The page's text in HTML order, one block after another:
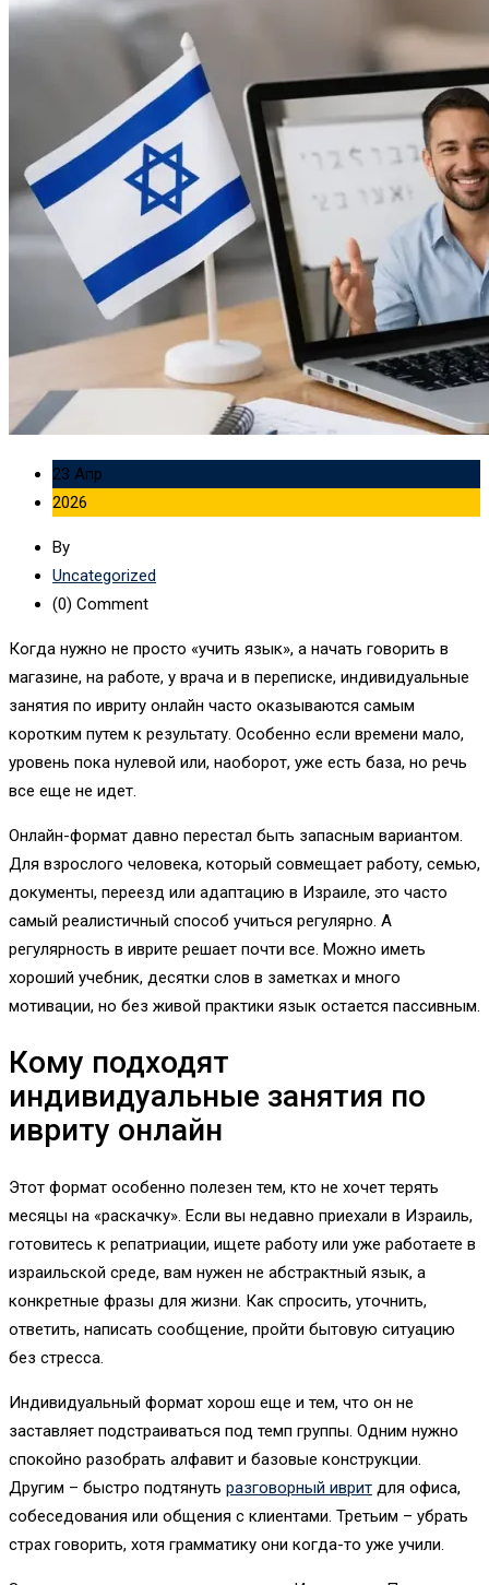
23 Апр
2026
By
Uncategorized
(0) Comment
Когда нужно не просто «учить язык», а начать говорить в
магазине, на работе, у врача и в переписке, индивидуальные
занятия по ивриту онлайн часто оказываются самым
коротким путем к результату. Особенно если времени мало,
уровень пока нулевой или, наоборот, уже есть база, но речь
все еще не идет.
Онлайн-формат давно перестал быть запасным вариантом.
Для взрослого человека, который совмещает работу, семью,
документы, переезд или адаптацию в Израиле, это часто
самый реалистичный способ учиться регулярно. А
регулярность в иврите решает почти все. Можно иметь
хороший учебник, десятки слов в заметках и много
мотивации, но без живой практики язык остается пассивным.
Кому подходят
индивидуальные занятия по
ивриту онлайн
Этот формат особенно полезен тем, кто не хочет терять
месяцы на «раскачку». Если вы недавно приехали в Израиль,
готовитесь к репатриации, ищете работу или уже работаете в
израильской среде, вам нужен не абстрактный язык, а
конкретные фразы для жизни. Как спросить, уточнить,
ответить, написать сообщение, пройти бытовую ситуацию
без стресса.
Индивидуальный формат хорош еще и тем, что он не
заставляет подстраиваться под темп группы. Одним нужно
спокойно разобрать алфавит и базовые конструкции.
Другим – быстро подтянуть разговорный иврит для офиса,
собеседования или общения с клиентами. Третьим – убрать
страх говорить, хотя грамматику они когда-то уже учили.